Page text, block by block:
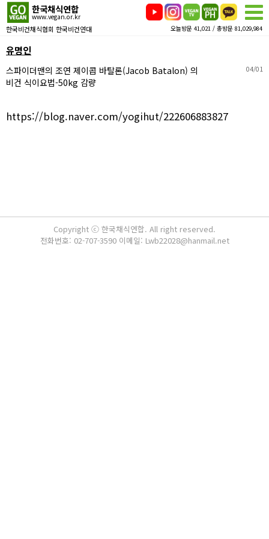
한국채식연합
www.vegan.or.kr
한국비건채식협회 한국비건연대 오늘방문 41,021 / 총방문 81,029,984
유명인
스파이더맨의 조연 제이콥 바탈론(Jacob Batalon) 의
비건 식이요법-50kg 감량
04/01
https://blog.naver.com/yogihut/222606883827
Copyright ⓒ 한국채식연합. All right reserved.
전화번호: 02-707-3590 이메일: Lwb22028@hanmail.net